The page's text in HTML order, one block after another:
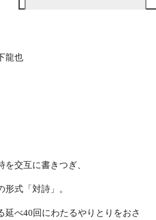
龍也
交互に書きつぎ、
式「対詩」。
延べ40回にわたるやりとりをおさ